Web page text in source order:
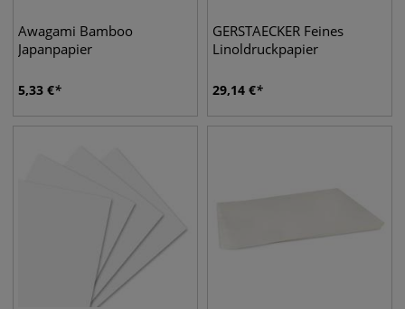
Awagami Bamboo
Japanpapier
5,33 €
GERSTAECKER Feines
Linoldruckpapier
29,14 €